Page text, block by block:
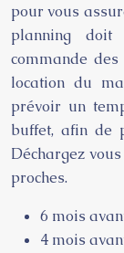
pour vous
planning
commande
location du
prévoir un
buffet, afin de
Déchargez
proches.
6 mois
4 mois